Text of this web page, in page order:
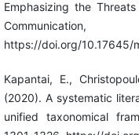
Emphasizing the
https://doi.org/10.17645/
Kapantai, E.,
(2020). A systematic
unified taxonomical